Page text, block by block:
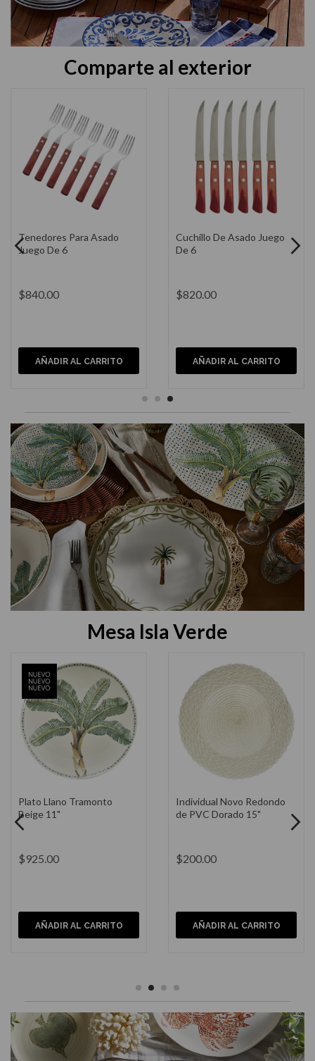
Comparte al exterior
Vaso Highball Sylva de
Acrílico Azul 4".
$220.00
AÑADIR AL CARRITO
Vaso Dof Sylva de Acrílico
Azul 4".
$200.00
AÑADIR AL CARRITO
Mesa Isla Verde
Cubiertos Amazonie 24
Piezas Acero Inoxidable
Marrón
$2,270.00
AÑADIR AL CARRITO
Individual Celine
Rectangular de Lino 13 x